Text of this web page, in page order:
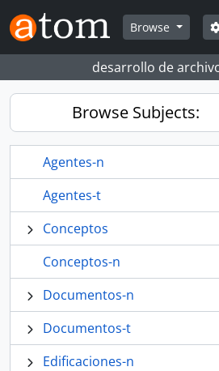
Skip to main content
Browse
desarrollo de
Browse Subjects:
Agentes-n
Agentes-t
Conceptos
Conceptos-n
Documentos-n
Documentos-t
Edificaciones-n